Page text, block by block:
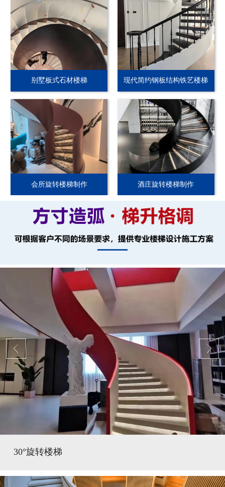
别墅板式石材楼梯 现代简约钢板结构铁艺楼梯
会所旋转楼梯制作 酒庄旋转楼梯制作
30°旋转楼梯